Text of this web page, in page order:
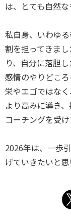
は、とても自然な
私自身、いわゆ
割を担ってきま
り、自分に落胆
感情のやりどこ
栄やエゴではな
より高みに導き
コーチングを受
2026年は、一歩
げていきたいと思